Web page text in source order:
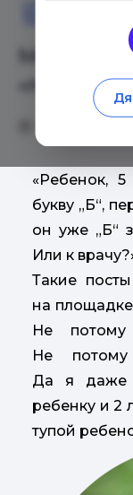
Можно я
«тупого
«Ребенок,
букву „Б“,
он уже „Б“
Или к
Такие
на площадке
Не
Не
Да я даже
ребенку и 2
тупой